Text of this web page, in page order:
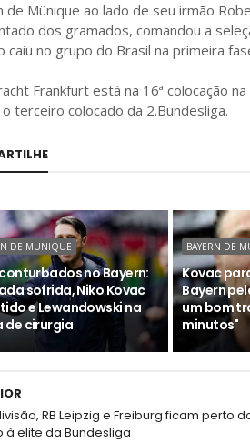
de Münique ao lado de seu irmão
dos gramados, comandou a
caiu no grupo do Brasil na primeira
Frankfurt está na 16ª colocação
terceiro colocado da 2.Bundesliga.
DE MUNIQUE
no Bayern:
sofrida, Niko Kovac
e Lewandowski na
de cirurgia
BAYERN DE
Kovac
Bayern
um bom
minutos"
RB Leipzig e Freiburg ficam perto
à elite da Bundesliga